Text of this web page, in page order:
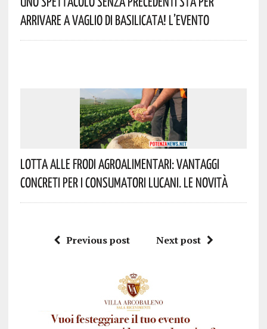
Arrivare A Vaglio Di Basilicata! L’evento
Lotta Alle Frodi Agroalimentari: Vantaggi
Concreti Per I Consumatori Lucani. Le Novità
Previous post Next post